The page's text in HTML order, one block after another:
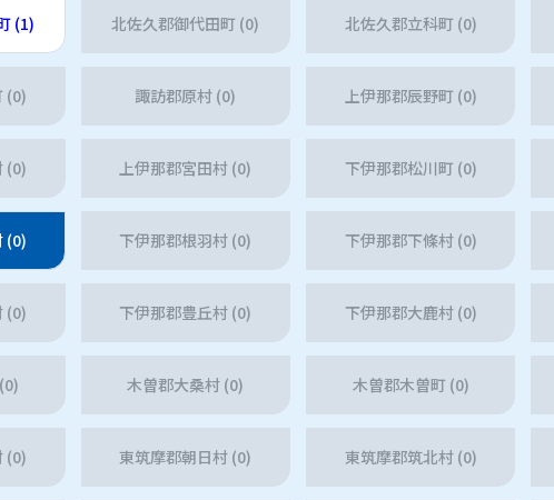
(1) 北佐久郡御代田町 (0) 北佐久郡立科町 (0)
(0) 諏訪郡原村 (0) 上伊那郡辰野町 (0)
(0) 上伊那郡宮田村 (0) 下伊那郡松川町 (0)
(0) 下伊那郡根羽村 (0) 下伊那郡下條村 (0)
(0) 下伊那郡豊丘村 (0) 下伊那郡大鹿村 (0)
木曽郡大桑村 (0) 木曽郡木曽町 (0)
(0) 東筑摩郡朝日村 (0) 東筑摩郡筑北村 (0)